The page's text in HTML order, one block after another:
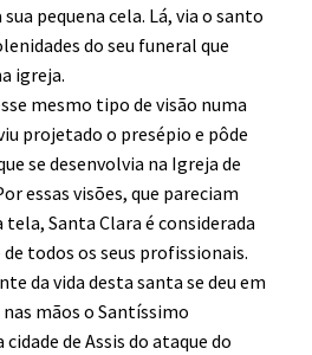
pequena cela. Lá, via o santo
do seu funeral que
igreja.
mesmo tipo de visão numa
projetado o presépio e pôde
se desenvolvia na Igreja de
essas visões, que pareciam
Santa Clara é considerada
todos os seus profissionais.
da vida desta santa se deu em
mãos o Santíssimo
de Assis do ataque do